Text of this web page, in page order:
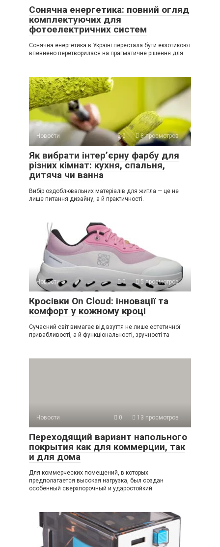
Сонячна енергетика: повний огляд
комплектуючих для
фотоелектричних систем
Сонячна енергетика в Україні перестала бути екзотикою і
впевнено перетворилася на прагматичне рішення для
Новости 0 8 просмотров
Як вибрати інтер’єрну фарбу для
різних кімнат: кухня, спальня,
дитяча чи ванна
Вибір оздоблювальних матеріалів для житла — це не
лише питання дизайну, а й практичності.
Новости 0 5 просмотров
Кросівки On Cloud: інновації та
комфорт у кожному кроці
Сучасний світ вимагає від взуття не лише естетичної
привабливості, а й функціональності, зручності та
Новости 0 13 просмотров
Переходящий вариант напольного
покрытия как для коммерции, так
и для дома
Для коммерческих помещений, в которых
предполагается высокая нагрузка, был создан
особенный сверхпорочный и ударостойкий